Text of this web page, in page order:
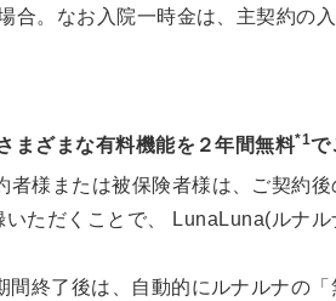
合。なお入院一時金は、主契約の
まざまな有料機能を２年間無料*1で
者様または被保険者様は、ご契約
いただくことで、 LunaLuna(ルナ
終了後は、自動的にルナルナの「